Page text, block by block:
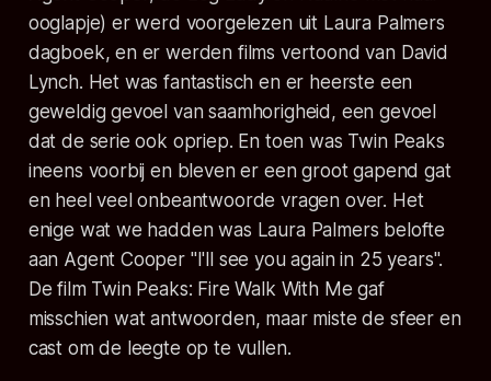
ooglapje) er werd voorgelezen uit Laura Palmers
dagboek, en er werden films vertoond van David
Lynch. Het was fantastisch en er heerste een
geweldig gevoel van saamhorigheid, een gevoel
dat de serie ook opriep. En toen was Twin Peaks
ineens voorbij en bleven er een groot gapend gat
en heel veel onbeantwoorde vragen over. Het
enige wat we hadden was Laura Palmers belofte
aan Agent Cooper "I'll see you again in 25 years".
De film Twin Peaks: Fire Walk With Me gaf
misschien wat antwoorden, maar miste de sfeer en
cast om de leegte op te vullen.